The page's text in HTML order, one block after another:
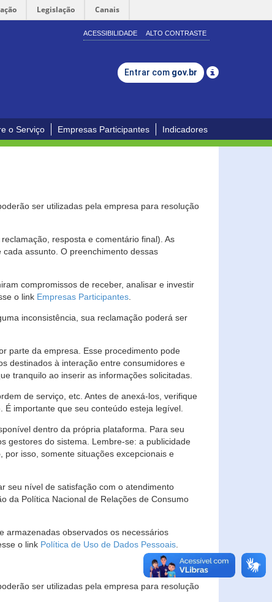
Legislação Canais
ACESSIBILIDADE ALTO CONTRASTE
Entrar com gov.br
o Serviço Empresas Participantes Indicadores
ser utilizadas pela empresa para resolução
resposta e comentário final). As
assunto. O preenchimento dessas
compromissos de receber, analisar e investir
o link Empresas Participantes
inconsistência, sua reclamação poderá ser
parte da empresa. Esse procedimento pode
destinados à interação entre consumidores e
tranquilo ao inserir as informações solicitadas.
de serviço, etc. Antes de anexá-los, verifique
importante que seu conteúdo esteja legível.
dentro da própria plataforma. Para seu
gestores do sistema. Lembre-se: a publicidade
isso, somente situações excepcionais e
seu nível de satisfação com o atendimento
da Política Nacional de Relações de Consumo
armazenadas observados os necessários
o link Política de Uso de Dados Pessoais
ser utilizadas pela empresa para resolução